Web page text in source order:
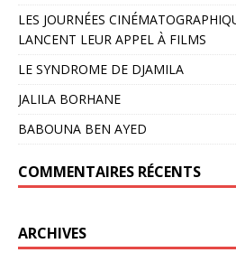
LES JOURNÉES
LANCENT LEUR APPEL À FILMS
LE SYNDROME DE DJAMILA
JALILA BORHANE
BABOUNA BEN AYED
COMMENTAIRES RÉCENTS
ARCHIVES